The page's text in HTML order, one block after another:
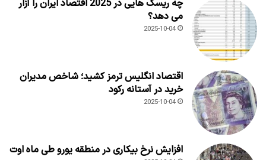
چه ریسک هایی در 2025 اقتصاد ایران را آزار
می دهد؟
2025-10-04
اقتصاد انگلیس ترمز کشید؛ شاخص مدیران
خرید در آستانه رکود
2025-10-04
افزایش نرخ بیکاری در منطقه یورو طی ماه اوت